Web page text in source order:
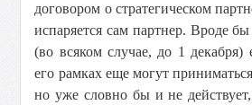
договором о стратегическом
испаряется сам партнер. Вроде
(во всяком случае, до 1 декабря)
его рамках еще могут
но уже словно бы и не действует,